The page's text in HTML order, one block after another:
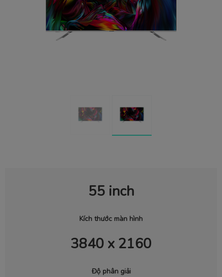
55 inch
Kích thước màn hình
3840 x 2160
Độ phân giải